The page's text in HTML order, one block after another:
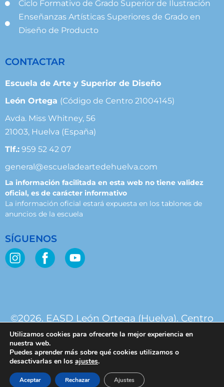
Ciclo Formativo de Grado Superior de Ilustración
Enseñanzas Artísticas Superiores de Grado en
Diseño de Producto
CONTACTAR
Escuela de Arte y Superior de Diseño
León Ortega (Código de Centro 21004145)
Avda. Miss Whitney, 56
21003, Huelva (España)
Tlf.: 959 52 42 07
general@escueladeartedehuelva.com
La información facilitada en esta web no tiene validez
oficial, es de carácter informativo
La información oficial estará expuesta en los tablones de
anuncios de la escuela
SÍGUENOS
©2026. EASD León Ortega (Huelva). Centro
público. Junta de Andalucía.
Utilizamos cookies para ofrecerte la mejor experiencia en
nuestra web.
Puedes aprender más sobre qué cookies utilizamos o
desactivarlas en los ajustes.
Aceptar Rechazar Ajustes